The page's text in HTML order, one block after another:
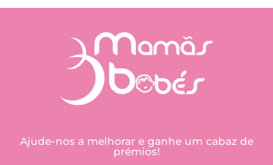
Ajude-nos a melhorar e ganhe um cabaz de
prémios!